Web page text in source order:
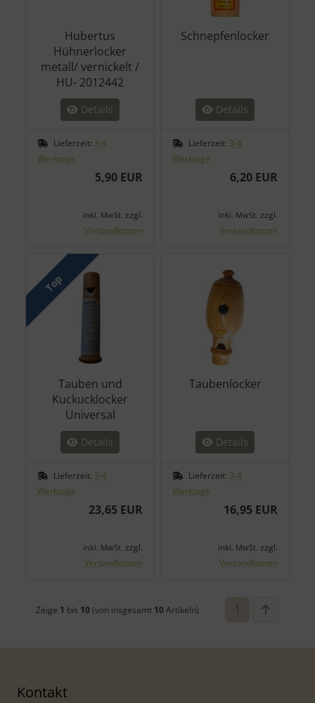
Hubertus
Hühnerlocker
metall/ vernickelt /
HU- 2012442
Details
Lieferzeit: 3-4
Werktage
5,90 EUR
inkl. MwSt. zzgl.
Versandkosten
Schnepfenlocker
Details
Lieferzeit: 3-4
Werktage
6,20 EUR
inkl. MwSt. zzgl.
Versandkosten
Top
Tauben und
Kuckucklocker
Universal
Details
Lieferzeit: 3-4
Werktage
23,65 EUR
inkl. MwSt. zzgl.
Versandkosten
Taubenlocker
Details
Lieferzeit: 3-4
Werktage
16,95 EUR
inkl. MwSt. zzgl.
Versandkosten
Zeige 1 bis 10(von insgesamt 10Artikeln)
Kontakt